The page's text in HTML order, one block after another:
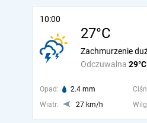
10:00
27°C
Odczuwalna 29°C
Zachmurzenie
Opad: 2.4 mm
Wiatr:
27 km/h